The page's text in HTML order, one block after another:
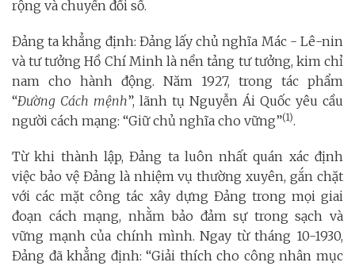
rộng và chuyển đổi số.
Đảng ta khẳng định: Đảng lấy chủ nghĩa Mác - Lê-nin
và tư tưởng Hồ Chí Minh là nền tảng tư tưởng, kim chỉ
nam cho hành động. Năm 1927, trong tác phẩm
“Đường Cách mệnh”, lãnh tụ Nguyễn Ái Quốc yêu cầu
người cách mạng: “Giữ chủ nghĩa cho vững”(1).
Từ khi thành lập, Đảng ta luôn nhất quán xác định
việc bảo vệ Đảng là nhiệm vụ thường xuyên, gắn chặt
với các mặt công tác xây dựng Đảng trong mọi giai
đoạn cách mạng, nhằm bảo đảm sự trong sạch và
vững mạnh của chính mình. Ngay từ tháng 10-1930,
Đảng đã khẳng định: “Giải thích cho công nhân mục